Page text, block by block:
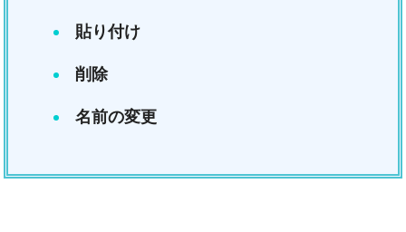
貼り付け
削除
名前の変更